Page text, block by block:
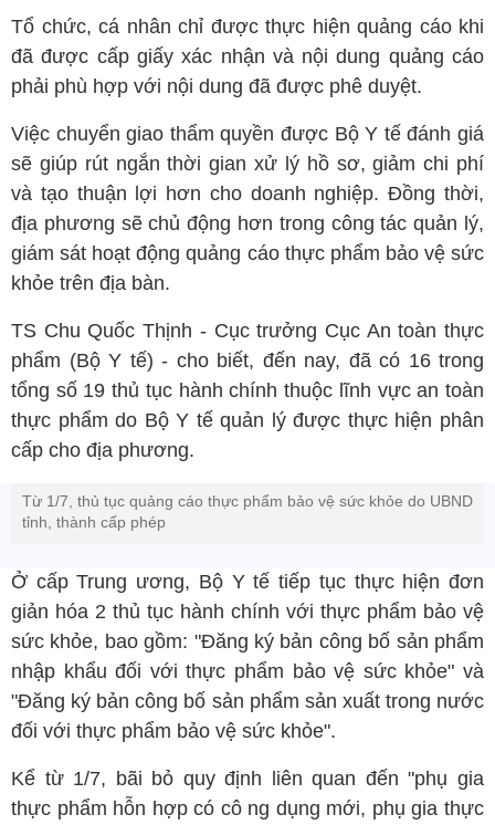
Tổ chức, cá nhân chỉ được thực hiện quảng cáo khi
đã được cấp giấy xác nhận và nội dung quảng cáo
phải phù hợp với nội dung đã được phê duyệt.
Việc chuyển giao thẩm quyền được Bộ Y tế đánh giá
sẽ giúp rút ngắn thời gian xử lý hồ sơ, giảm chi phí
và tạo thuận lợi hơn cho doanh nghiệp. Đồng thời,
địa phương sẽ chủ động hơn trong công tác quản lý,
giám sát hoạt động quảng cáo thực phẩm bảo vệ sức
khỏe trên địa bàn.
TS Chu Quốc Thịnh - Cục trưởng Cục An toàn thực
phẩm (Bộ Y tế) - cho biết, đến nay, đã có 16 trong
tổng số 19 thủ tục hành chính thuộc lĩnh vực an toàn
thực phẩm do Bộ Y tế quản lý được thực hiện phân
cấp cho địa phương.
Từ 1/7, thủ tục quảng cáo thực phẩm bảo vệ sức khỏe do UBND
tỉnh, thành cấp phép
Ở cấp Trung ương, Bộ Y tế tiếp tục thực hiện đơn
giản hóa 2 thủ tục hành chính với thực phẩm bảo vệ
sức khỏe, bao gồm: "Đăng ký bản công bố sản phẩm
nhập khẩu đối với thực phẩm bảo vệ sức khỏe" và
"Đăng ký bản công bố sản phẩm sản xuất trong nước
đối với thực phẩm bảo vệ sức khỏe".
Kể từ 1/7, bãi bỏ quy định liên quan đến "phụ gia
thực phẩm hỗn hợp có cô ng dụng mới, phụ gia thực